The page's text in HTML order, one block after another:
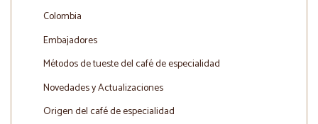
Colombia
Embajadores
Métodos de tueste del café de especialidad
Novedades y Actualizaciones
Origen del café de especialidad